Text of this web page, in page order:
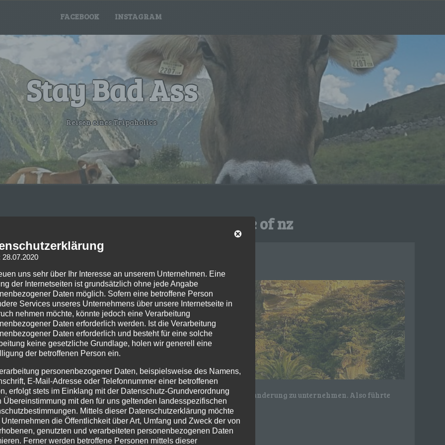
FACEBOOK INSTAGRAM
Stay Bad Ass
Reisen eines Tripaholics
centre of nz
Zentrum und Ahornsirup
Posted on14. November 2017/by lars/
Am folgenden Morgen hatte ich noch viel Zeit um eine weitere Wanderung zu unternehmen. Also führte
mich mein Weg eine Weile entlang
Read More
28.07.2020
uns sehr über Ihr Interesse an unserem Unternehmen. Eine
der Internetseiten ist grundsätzlich ohne jede Angabe
Daten möglich. Sofern eine betroffene Person
Services unseres Unternehmens über unsere Internetseite in
nehmen möchte, könnte jedoch eine Verarbeitung
Daten erforderlich werden. Ist die Verarbeitung
Daten erforderlich und besteht für eine solche
keine gesetzliche Grundlage, holen wir generell eine
der betroffenen Person ein.
personenbezogener Daten, beispielsweise des Namens,
E-Mail-Adresse oder Telefonnummer einer betroffenen
erfolgt stets im Einklang mit der Datenschutz-Grundverordnung
Übereinstimmung mit den für uns geltenden landesspezifischen
Mittels dieser Datenschutzerklärung möchte
Unternehmen die Öffentlichkeit über Art, Umfang und Zweck der von
genutzten und verarbeiteten personenbezogenen Daten
Ferner werden betroffene Personen mittels dieser